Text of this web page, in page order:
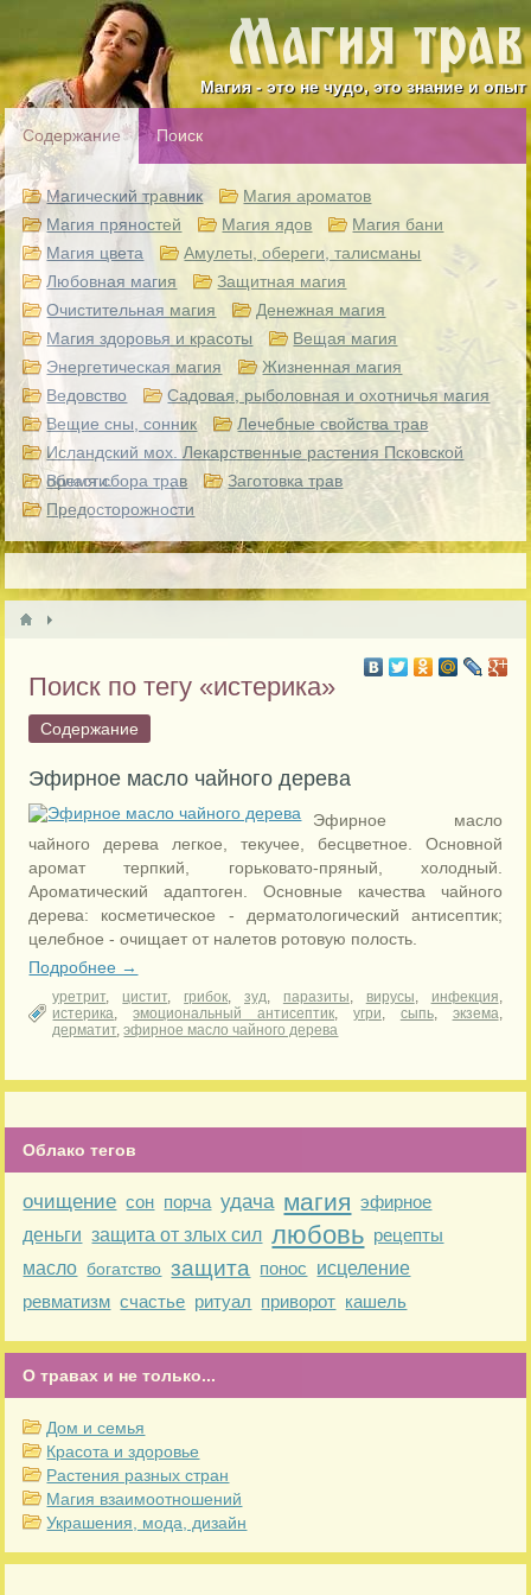
Магия - это не чудо, это знание и опыт
Содержание Поиск
Магический травник
Магия ароматов
Магия пряностей
Магия ядов
Магия бани
Магия цвета
Амулеты, обереги, талисманы
Любовная магия
Защитная магия
Очистительная магия
Денежная магия
Магия здоровья и красоты
Вещая магия
Энергетическая магия
Жизненная магия
Ведовство
Садовая, рыболовная и охотничья магия
Вещие сны, сонник
Лечебные свойства трав
Исландский мох. Лекарственные растения Псковской
области.
Время сбора трав
Заготовка трав
Предосторожности
Поиск по тегу «истерика»
Содержание
Эфирное масло чайного дерева
Эфирное масло
чайного дерева легкое, текучее, бесцветное. Основной
аромат терпкий, горьковато-пряный, холодный.
Ароматический адаптоген. Основные качества чайного
дерева: косметическое - дерматологический антисептик;
целебное - очищает от налетов ротовую полость.
Подробнее →
уретрит, цистит, грибок,зуд, паразиты, вирусы, инфекция,
истерика,эмоциональный антисептик, угри, сыпь, экзема,
дерматит,эфирное масло чайного дерева
Облако тегов
очищение сон порча удача магия эфирное
деньги защита от злых сил любовь рецепты
масло богатство защита понос исцеление
ревматизм счастье ритуал приворот кашель
О травах и не только...
Дом и семья
Красота и здоровье
Растения разных стран
Магия взаимоотношений
Украшения, мода, дизайн